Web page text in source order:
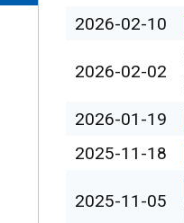
2026-02-10
2026-02-02
2026-01-19
2025-11-18
2025-11-05